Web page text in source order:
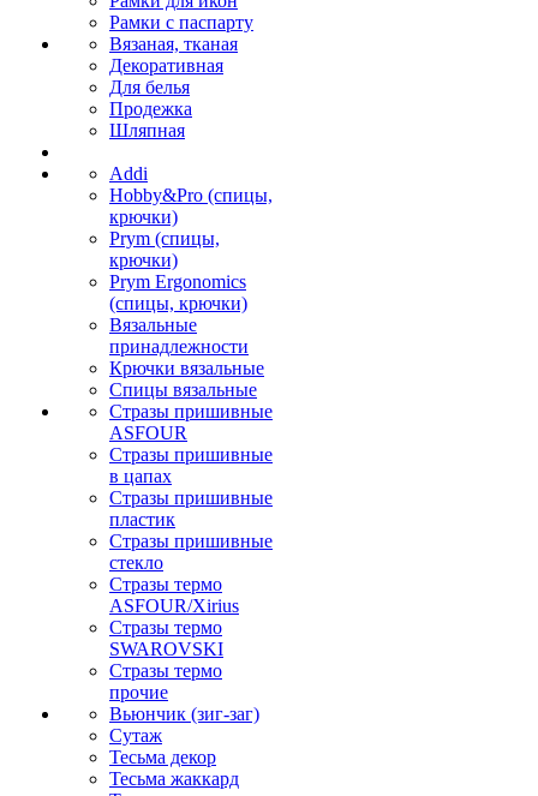
Рамки с паспарту
Вязаная, тканая
Декоративная
Для белья
Продежка
Шляпная
Addi
Hobby&Pro (спицы,
крючки)
Prym (спицы,
крючки)
Prym Ergonomics
(спицы, крючки)
Вязальные
принадлежности
Крючки вязальные
Спицы вязальные
Стразы пришивные
ASFOUR
Стразы пришивные
в цапах
Стразы пришивные
пластик
Стразы пришивные
стекло
Стразы термо
ASFOUR/Xirius
Стразы термо
SWAROVSKI
Стразы термо
прочие
Вьюнчик (зиг-заг)
Сутаж
Тесьма декор
Тесьма жаккард